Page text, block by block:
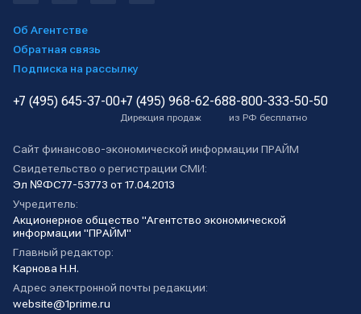
Об Агентстве
Обратная связь
Подписка на рассылку
+7 (495) 645-37-00+7 (495) 968-62-68
Дирекция продаж
8-800-333-50-50
из РФ бесплатно
Сайт финансово-экономической информации ПРАЙМ
Свидетельство о регистрации СМИ:
Эл №ФС77-53773 от 17.04.2013
Учредитель:
Акционерное общество "Агентство экономической
информации "ПРАЙМ"
Главный редактор:
Карнова Н.Н.
Адрес электронной почты редакции:
website@1prime.ru